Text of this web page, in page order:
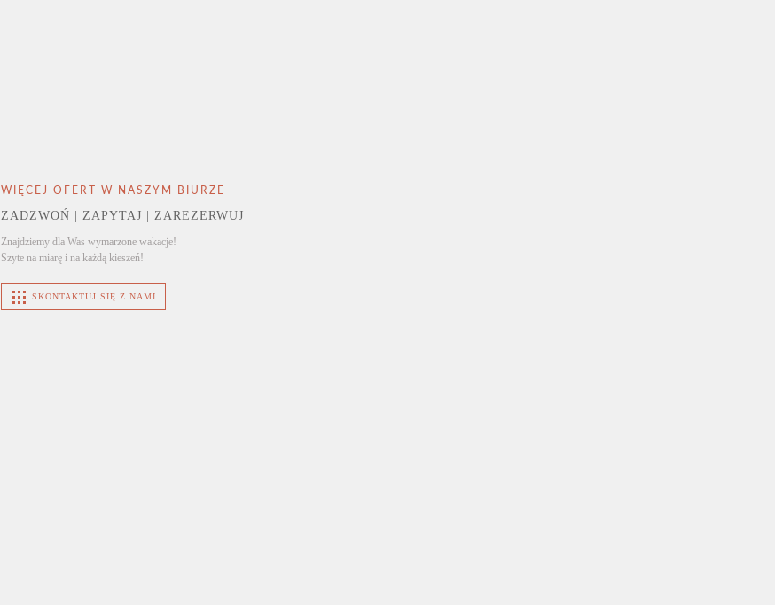
WIĘCEJ OFERT W NASZYM BIURZE
ZADZWOŃ | ZAPYTAJ | ZAREZERWUJ
Znajdziemy dla Was wymarzone wakacje!
Szyte na miarę i na każdą kieszeń!
SKONTAKTUJ SIĘ Z NAMI